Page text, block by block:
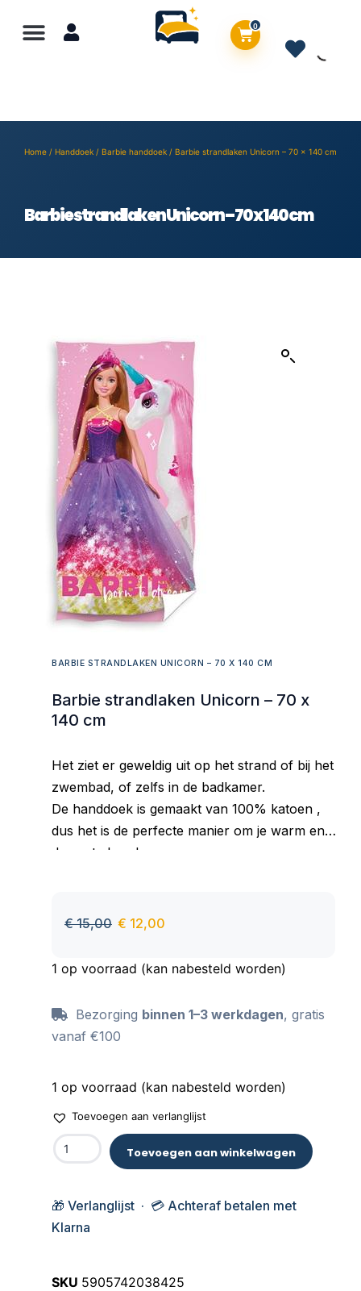
0
Home / Handdoek / Barbie handdoek / Barbie strandlaken Unicorn – 70 x 140 cm
Barbie strandlaken Unicorn – 70 x 140 cm
BARBIE STRANDLAKEN UNICORN – 70 X 140 CM
Barbie strandlaken Unicorn – 70 x
140 cm
Het ziet er geweldig uit op het strand of bij het
zwembad, of zelfs in de badkamer.
De handdoek is gemaakt van 100% katoen ,
dus het is de perfecte manier om je warm en
droog te houden.
wasbeurten.
€15,00 € 12,00
1 op voorraad (kan nabesteld worden)
Bezorging binnen 1–3 werkdagen, gratis
vanaf €100
1 op voorraad (kan nabesteld worden)
Toevoegen aan verlanglijst
Toevoegen aan winkelwagen
🎁 Verlanglijst · 💳 Achteraf betalen met
Klarna
SKU 5905742038425